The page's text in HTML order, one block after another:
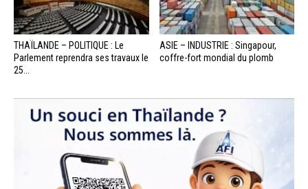
THAÏLANDE – POLITIQUE : Le
Parlement reprendra ses travaux le
25...
ASIE – INDUSTRIE : Singapour,
coffre-fort mondial du plomb